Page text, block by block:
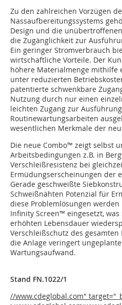
Zu den zahlreichen Vorzügen
Nassaufbereitungssystems
Design und die
die Zugänglichkeit zur
Ein geringer Stromverbrauch
wirtschaftliche Vorteile. Der
höhere Materialmenge mithilfe
unter reduzierten
patentierte schwenkbare
Nutzung durch nur einen
leichten Zugang zur
Routinewartungsarbeiten
wesentlichen Merkmale der
Die neue Combo™ zeigt selbst
Arbeitsbedingungen z.B. in
Verschleißresistenz bei
Ermüdungserscheinungen der
Gerade geschweißte
Schweißnähten Potenzial für
diese Problemlösungen
Infinity Screen™ eingesetzt,
erhöhten Lebensdauer
Verschleißschutz des
die Anlage veringert
Wartungsaufwand.
Stand FN.1022/1
//www.cdeglobal.com"